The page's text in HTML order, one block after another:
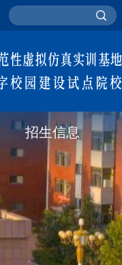
招生信息